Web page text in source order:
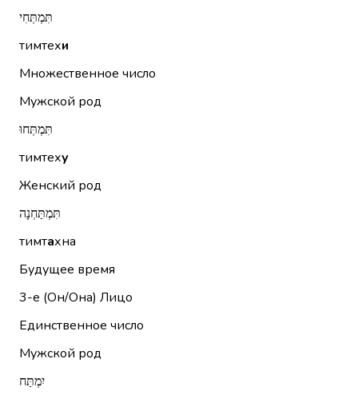
תִּמְתְּחִי
тимтехи
Множественное число
Мужской род
תִּמְתְּחוּ
тимтеху
Женский род
תִּמְתַּחְנָה
тимтахна
Будущее время
3-е (Он/Она) Лицо
Единственное число
Мужской род
יִמְתַּח